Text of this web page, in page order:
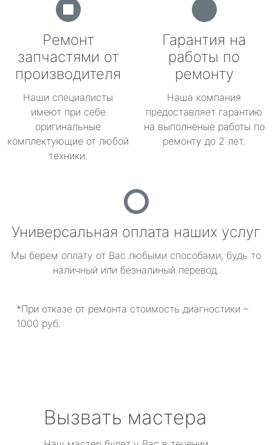
Ремонт
запчастями от
производителя
Наши специалисты
имеют при себе
оригинальные
комплектующие от любой
техники.
Гарантия на
работы по
ремонту
Наша компания
предоставляет гарантию
на выполненые работы по
ремонту до 2 лет.
Универсальная оплата наших услуг
Мы берем оплату от Вас любыми способами, будь то
наличный или безналиный перевод.
*При отказе от ремонта стоимость диагностики –
1000 руб.
Вызвать мастера